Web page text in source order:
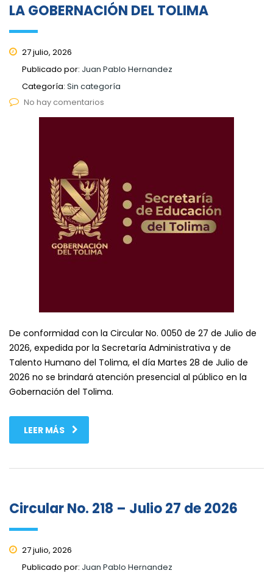
LA GOBERNACIÓN DEL TOLIMA
27 julio, 2026
Publicado por: Juan Pablo Hernandez
Categoría: Sin categoría
No hay comentarios
De conformidad con la Circular No. 0050 de 27 de Julio de
2026, expedida por la Secretaría Administrativa y de
Talento Humano del Tolima, el día Martes 28 de Julio de
2026 no se brindará atención presencial al público en la
Gobernación del Tolima.
LEER MÁS
Circular No. 218 – Julio 27 de 2026
27 julio, 2026
Publicado por: Juan Pablo Hernandez